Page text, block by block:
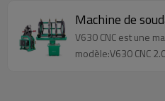
Machine de
V630 CNC est une
modèle:V630 CNC